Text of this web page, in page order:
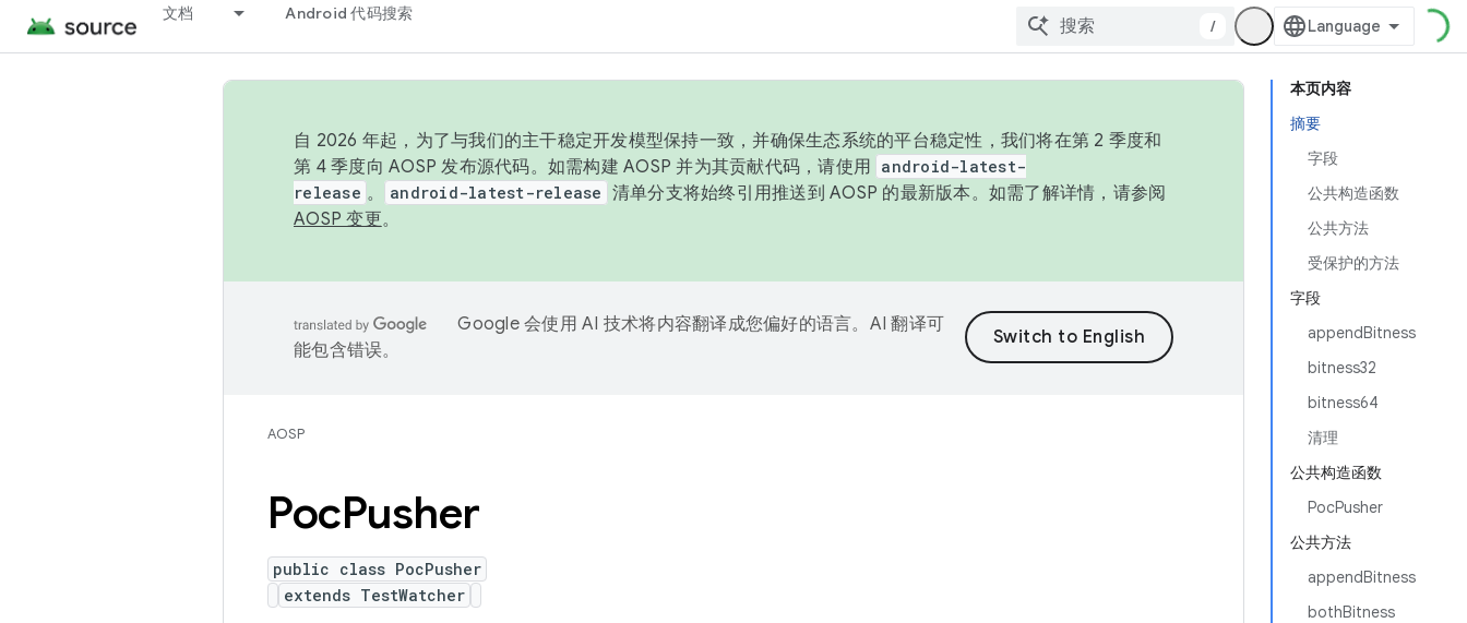
文档 Android 代码搜索
/
本页内容
摘要
字段
公共构造函数
公共方法
受保护的方法
字段
appendBitness
bitness32
bitness64
清理
公共构造函数
PocPusher
公共方法
appendBitness
bothBitness
自 2026 年起，为了与我们的主干稳定开发模型保持一致，并确保生态系统的平台稳定性，我们将在第 2 季度和
第 4 季度向 AOSP 发布源代码。如需构建 AOSP 并为其贡献代码，请使用 android-latest-
release 。 android-latest-release 清单分支将始终引用推送到 AOSP 的最新版本。如需了解详情，请参阅
AOSP 变更。
Google 会使用 AI 技术将内容翻译成您偏好的语言。AI 翻译可
能包含错误。
AOSP
PocPusher
public class PocPusher
extends TestWatcher